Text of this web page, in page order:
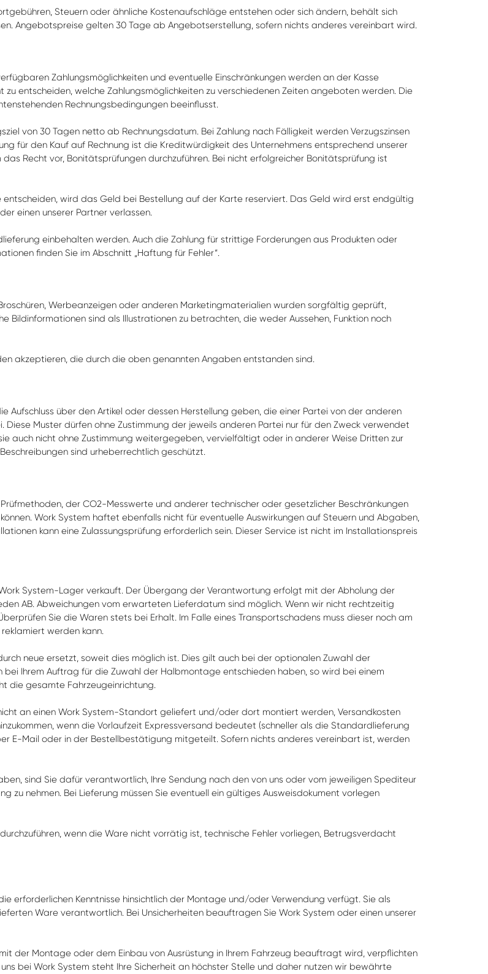
Steuern oder ähnliche Kostenaufschläge entstehen oder sich ändern, behält sich
Angebotspreise gelten 30 Tage ab Angebotserstellung, sofern nichts anderes vereinbart wird.
Zahlungsmöglichkeiten und eventuelle Einschränkungen werden an der Kasse
entscheiden, welche Zahlungsmöglichkeiten zu verschiedenen Zeiten angeboten werden. Die
Rechnungsbedingungen beeinflusst.
von 30 Tagen netto ab Rechnungsdatum. Bei Zahlung nach Fälligkeit werden Verzugszinsen
für den Kauf auf Rechnung ist die Kreditwürdigkeit des Unternehmens entsprechend unserer
Recht vor, Bonitätsprüfungen durchzuführen. Bei nicht erfolgreicher Bonitätsprüfung ist
wird das Geld bei Bestellung auf der Karte reserviert. Das Geld wird erst endgültig
einen unserer Partner verlassen.
einbehalten werden. Auch die Zahlung für strittige Forderungen aus Produkten oder
finden Sie im Abschnitt „Haftung für Fehler“.
Werbeanzeigen oder anderen Marketingmaterialien wurden sorgfältig geprüft,
Bildinformationen sind als Illustrationen zu betrachten, die weder Aussehen, Funktion noch
akzeptieren, die durch die oben genannten Angaben entstanden sind.
Aufschluss über den Artikel oder dessen Herstellung geben, die einer Partei von der anderen
Muster dürfen ohne Zustimmung der jeweils anderen Partei nur für den Zweck verwendet
auch nicht ohne Zustimmung weitergegeben, vervielfältigt oder in anderer Weise Dritten zur
sind urheberrechtlich geschützt.
der CO2-Messwerte und anderer technischer oder gesetzlicher Beschränkungen
Work System haftet ebenfalls nicht für eventuelle Auswirkungen auf Steuern und Abgaben,
kann eine Zulassungsprüfung erforderlich sein. Dieser Service ist nicht im Installationspreis
System-Lager verkauft. Der Übergang der Verantwortung erfolgt mit der Abholung der
AB. Abweichungen vom erwarteten Lieferdatum sind möglich. Wenn wir nicht rechtzeitig
Sie die Waren stets bei Erhalt. Im Falle eines Transportschadens muss dieser noch am
werden kann.
neue ersetzt, soweit dies möglich ist. Dies gilt auch bei der optionalen Zuwahl der
bei Ihrem Auftrag für die Zuwahl der Halbmontage entschieden haben, so wird bei einem
die gesamte Fahrzeugeinrichtung.
an einen Work System-Standort geliefert und/oder dort montiert werden, Versandkosten
wenn die Vorlaufzeit Expressversand bedeutet (schneller als die Standardlieferung
E-Mail oder in der Bestellbestätigung mitgeteilt. Sofern nichts anderes vereinbart ist, werden
sind Sie dafür verantwortlich, Ihre Sendung nach den von uns oder vom jeweiligen Spediteur
zu nehmen. Bei Lieferung müssen Sie eventuell ein gültiges Ausweisdokument vorlegen
wenn die Ware nicht vorrätig ist, technische Fehler vorliegen, Betrugsverdacht
erforderlichen Kenntnisse hinsichtlich der Montage und/oder Verwendung verfügt. Sie als
Ware verantwortlich. Bei Unsicherheiten beauftragen Sie Work System oder einen unserer
der Montage oder dem Einbau von Ausrüstung in Ihrem Fahrzeug beauftragt wird, verpflichten
bei Work System steht Ihre Sicherheit an höchster Stelle und daher nutzen wir bewährte